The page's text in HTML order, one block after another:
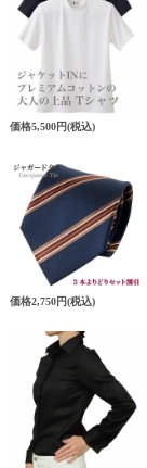
価格5,500円(税込)
価格2,750円(税込)